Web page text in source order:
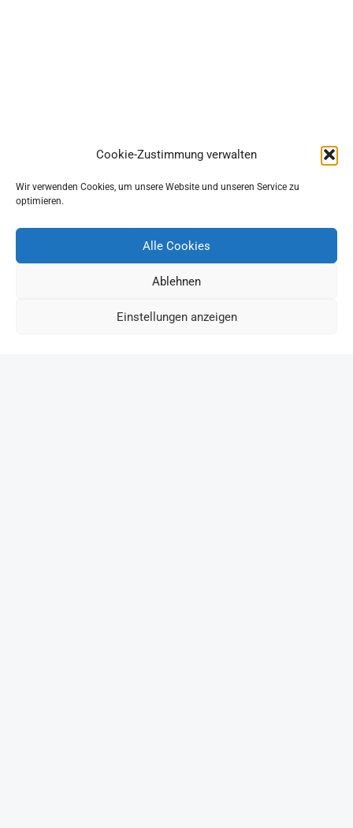
Cookie-Zustimmung verwalten
Wir verwenden Cookies, um unsere Website und unseren Service zu
optimieren.
Alle Cookies
Ablehnen
Einstellungen anzeigen